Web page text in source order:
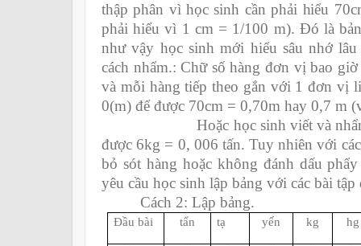
thập phân vì học sinh cần phải hiểu
phải hiểu vì 1 cm = 1/100 m). Đó là
như vậy học sinh mới hiểu sâu nhớ
cách nhẩm.: Chữ số hàng đơn vị bao
và mỗi hàng tiếp theo gắn với 1 đơn vị
0(m) để được 70cm = 0,70m hay 0,7 m
Hoặc học sinh viết và nhẩm
được 6kg = 0, 006 tấn. Tuy nhiên với
bỏ sót hàng hoặc không đánh dấu
yêu cầu học sinh lập bảng với các bài
Cách 2: Lập bảng.
Đầu bài tấn tạ yến kg hg